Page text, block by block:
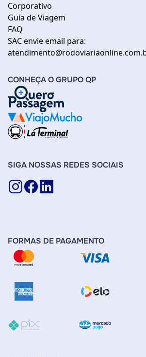
Corporativo
Guia de Viagem
FAQ
SAC envie email para:
CONHEÇA O GRUPO QP
SIGA NOSSAS REDES SOCIAIS
FORMAS DE PAGAMENTO